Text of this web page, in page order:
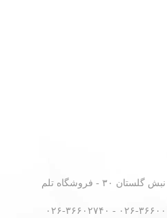
کرج - جاده فردیس - نبش گلستان ۳۰ - فروشگاه تلم